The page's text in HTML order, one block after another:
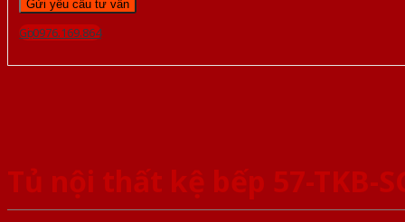
Gọi 0976.169.864
Tủ nội thất kệ bếp 57-TKB-